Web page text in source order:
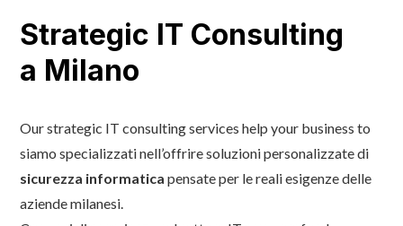
Strategic IT Consulting
a Milano
Our strategic IT consulting services help your business to
siamo specializzati nell’offrire soluzioni personalizzate di
sicurezza informatica pensate per le reali esigenze delle
aziende milanesi.